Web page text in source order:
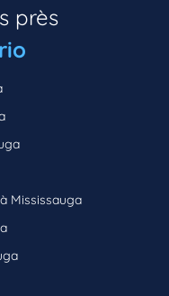
près
Mississauga